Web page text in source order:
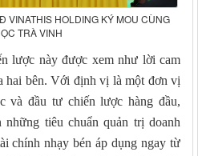
VINATHIS HOLDING KÝ MOU CÙNG
TRÀ VINH
lược này được xem như lời cam
hai bên. Với định vị là một đơn vị
và đầu tư chiến lược hàng đầu,
tiêu chuẩn quản trị doanh
chính nhạy bén áp dụng ngay từ